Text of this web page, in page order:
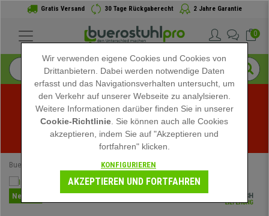
Gratis Versand 30 Tage Rückgaberecht 2 Jahre Garantie
0
Sommerschlussverkauf bei buerostuhlpro! Exklusive
Rabatte für kurze Zeit - Aktion ansehen -
Buerostuhlpro Konferenzstühle
Neuheit
Wir verwenden eigene Cookies und Cookies von
Drittanbietern. Dabei werden notwendige Daten
erfasst und das Navigationsverhalten untersucht, um
den Verkehr auf unserer Webseite zu analylsieren.
Weitere Informationen darüber finden Sie in unserer
Cookie-Richtlinie . Sie können auch alle Cookies
akzeptieren, indem Sie auf "Akzeptieren und
fortfahren" klicken.
KONFIGURIEREN
AKZEPTIEREN UND FORTFAHREN